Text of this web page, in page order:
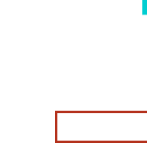
画像 © Mordor